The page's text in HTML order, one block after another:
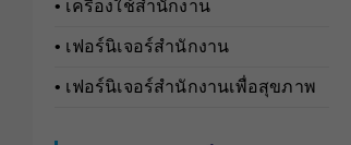
• เครื่องใช้สำนักงาน
• เฟอร์นิเจอร์สำนักงาน
• เฟอร์นิเจอร์สำนักงานเพื่อสุขภาพ